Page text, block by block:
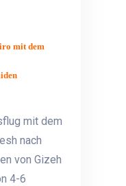
mit dem
mit dem
nach
von Gizeh
4-6